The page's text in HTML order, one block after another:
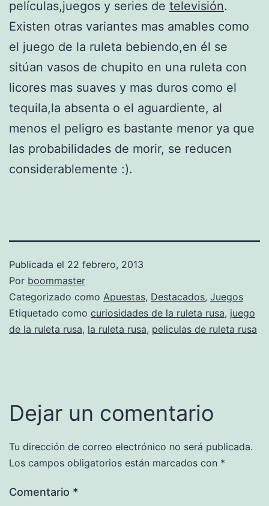
películas,juegos y series de televisión.
Existen otras variantes mas amables como
el juego de la ruleta bebiendo,en él se
sitúan vasos de chupito en una ruleta con
licores mas suaves y mas duros como el
tequila,la absenta o el aguardiente, al
menos el peligro es bastante menor ya que
las probabilidades de morir, se reducen
considerablemente :).
Publicada el 22 febrero, 2013
Por boommaster
Categorizado como Apuestas, Destacados, Juegos
Etiquetado como curiosidades de la ruleta rusa, juego
de la ruleta rusa, la ruleta rusa, peliculas de ruleta rusa
Dejar un comentario
Tu dirección de correo electrónico no será publicada.
Los campos obligatorios están marcados con *
Comentario *